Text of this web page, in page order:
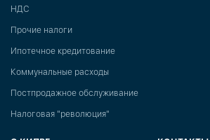
НДС
Прочие налоги
Ипотечное кредитование
Коммунальные расходы
Постпродажное обслуживание
Налоговая "революция"